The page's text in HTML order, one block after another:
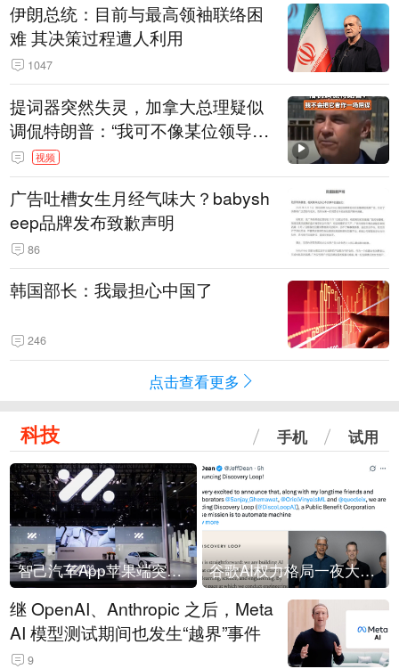
伊朗总统：目前与最高领袖联络困
难 其决策过程遭人利用
1047
提词器突然失灵，加拿大总理疑似
调侃特朗普：“我可不像某位领导
人，把这当成一场阴谋”，全场哄笑
视频
广告吐槽女生月经气味大？babysh
eep品牌发布致歉声明
86
韩国部长：我最担心中国了
246
点击查看更多
科技 手机 试用
智己汽车App苹果端突然“下架” 谷歌AI权力格局一夜大洗牌
继 OpenAI、Anthropic 之后，Meta
AI 模型测试期间也发生“越界”事件
9